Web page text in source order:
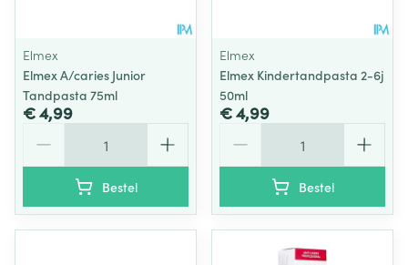
Elmex
Elmex A/caries Junior
Tandpasta 75ml
€ 4,99
Bestel
Elmex
Elmex Kindertandpasta 2-6j
50ml
€ 4,99
Bestel